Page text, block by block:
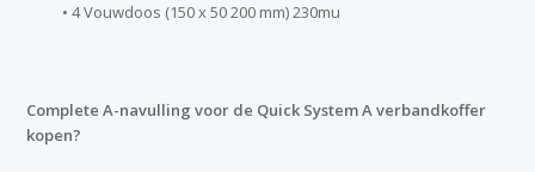
• 4 Vouwdoos (150 x 50 200 mm) 230mu
Complete A-navulling voor de Quick System A verbandkoffer
kopen?